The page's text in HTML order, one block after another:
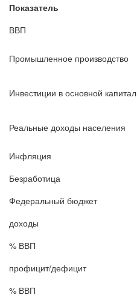
Показатель
ВВП
Промышленное производство
Инвестиции в основной капитал
Реальные доходы населения
Инфляция
Безработица
Федеральный бюджет
доходы
% ВВП
профицит/дефицит
% ВВП